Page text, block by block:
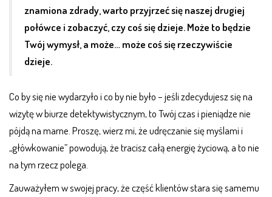
znamiona zdrady, warto przyjrzeć się naszej drugiej
połówce i zobaczyć, czy coś się dzieje. Może to będzie
Twój wymysł, a może… może coś się rzeczywiście
dzieje.
Co by się nie wydarzyło i co by nie było – jeśli zdecydujesz się na
wizytę w biurze detektywistycznym, to Twój czas i pieniądze nie
pójdą na marne. Proszę, wierz mi, że udręczanie się myślami i
„główkowanie” powodują, że tracisz całą energię życiową, a to nie
na tym rzecz polega.
Zauważyłem w swojej pracy, że część klientów stara się samemu